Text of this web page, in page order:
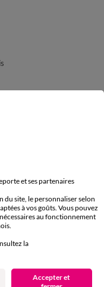
confirmation
et ses partenaires
du site, le personnaliser selon
à vos goûts. Vous pouvez
au fonctionnement
la
Accepter et